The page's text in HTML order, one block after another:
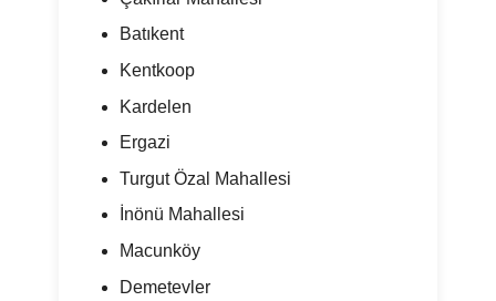
Batıkent
Kentkoop
Kardelen
Ergazi
Turgut Özal Mahallesi
İnönü Mahallesi
Macunköy
Demetevler